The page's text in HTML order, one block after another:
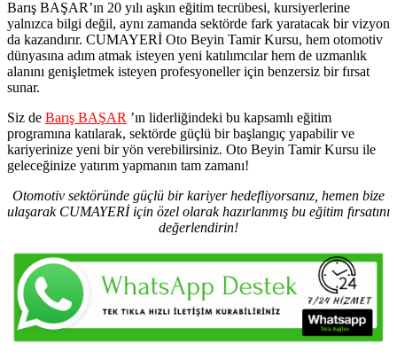
Barış BAŞAR’ın 20 yılı aşkın eğitim tecrübesi, kursiyerlerine
yalnızca bilgi değil, aynı zamanda sektörde fark yaratacak bir vizyon
da kazandırır. CUMAYERİ Oto Beyin Tamir Kursu, hem otomotiv
dünyasına adım atmak isteyen yeni katılımcılar hem de uzmanlık
alanını genişletmek isteyen profesyoneller için benzersiz bir fırsat
sunar.
Siz de Barış BAŞAR ’ın liderliğindeki bu kapsamlı eğitim
programına katılarak, sektörde güçlü bir başlangıç yapabilir ve
kariyerinize yeni bir yön verebilirsiniz. Oto Beyin Tamir Kursu ile
geleceğinize yatırım yapmanın tam zamanı!
Otomotiv sektöründe güçlü bir kariyer hedefliyorsanız, hemen bize
ulaşarak CUMAYERİ için özel olarak hazırlanmış bu eğitim fırsatını
değerlendirin!